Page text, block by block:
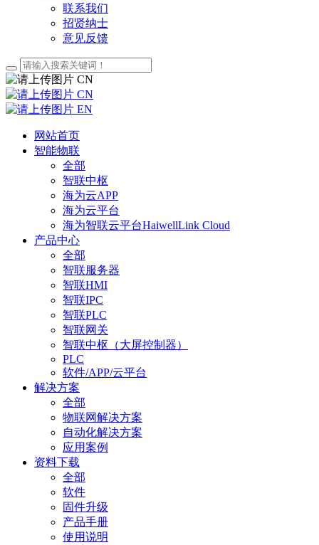
联系我们
招贤纳士
意见反馈
CN
CN
EN
网站首页
智能物联
全部
智联中枢
海为云APP
海为云平台
海为智联云平台HaiwellLink Cloud
产品中心
全部
智联服务器
智联HMI
智联IPC
智联PLC
智联网关
智联中枢（大屏控制器）
PLC
软件/APP/云平台
解决方案
全部
物联网解决方案
自动化解决方案
应用案例
资料下载
全部
软件
固件升级
产品手册
使用说明